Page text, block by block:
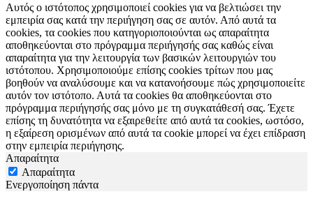
Αυτός ο ιστότοπος χρησιμοποιεί cookies για να βελτιώσει την
εμπειρία σας κατά την περιήγηση σας σε αυτόν. Από αυτά τα
cookies, τα cookies που κατηγοριοποιούνται ως απαραίτητα
αποθηκεύονται στο πρόγραμμα περιήγησής σας καθώς είναι
απαραίτητα για την λειτουργία των βασικών λειτουργιών του
ιστότοπου. Χρησιμοποιούμε επίσης cookies τρίτων που μας
βοηθούν να αναλύσουμε και να κατανοήσουμε πώς χρησιμοποιείτε
αυτόν τον ιστότοπο. Αυτά τα cookies θα αποθηκεύονται στο
πρόγραμμα περιήγησής σας μόνο με τη συγκατάθεσή σας. Έχετε
επίσης τη δυνατότητα να εξαιρεθείτε από αυτά τα cookies, ωστόσο,
η εξαίρεση ορισμένων από αυτά τα cookie μπορεί να έχει επίδραση
στην εμπειρία περιήγησης.
Απαραίτητα
Απαραίτητα
Ενεργοποίηση πάντα